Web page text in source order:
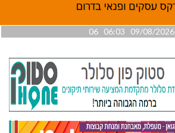
09/08/2026 06:03 06